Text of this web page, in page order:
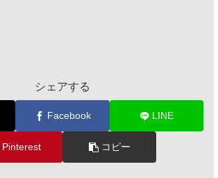
シェアする
Facebook LINE
Pinterest コピー